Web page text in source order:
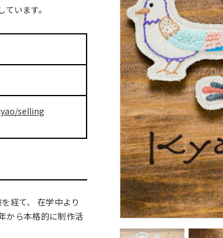
います。
selling
経て、 在学中より
から本格的に制作活